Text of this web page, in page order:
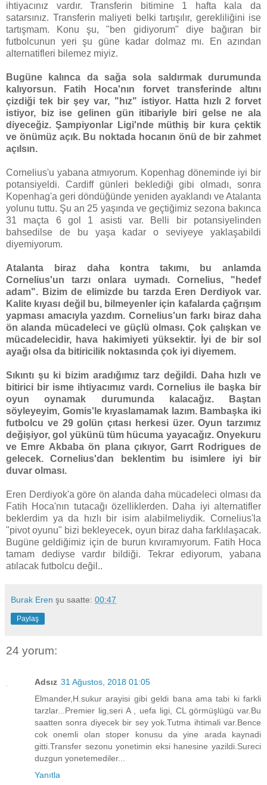
ihtiyacınız vardır. Transferin bitimine 1 hafta kala da
satarsınız. Transferin maliyeti belki tartışılır, gerekliliğini ise
tartışmam. Konu şu, "ben gidiyorum" diye bağıran bir
futbolcunun yeri şu güne kadar dolmaz mı. En azından
alternatifleri bilemez miyiz.
Bugüne kalınca da sağa sola saldırmak durumunda
kalıyorsun. Fatih Hoca'nın forvet transferinde altını
çizdiği tek bir şey var, "hız" istiyor. Hatta hızlı 2 forvet
istiyor, biz ise gelinen gün itibariyle biri gelse ne ala
diyeceğiz. Şampiyonlar Ligi'nde müthiş bir kura çektik
ve önümüz açık. Bu noktada hocanın önü de bir zahmet
açılsın.
Cornelius'u yabana atmıyorum. Kopenhag döneminde iyi bir
potansiyeldi. Cardiff günleri beklediği gibi olmadı, sonra
Kopenhag'a geri döndüğünde yeniden ayaklandı ve Atalanta
yolunu tuttu. Şu an 25 yaşında ve geçtiğimiz sezona bakınca
31 maçta 6 gol 1 asisti var. Belli bir potansiyelinden
bahsedilse de bu yaşa kadar o seviyeye yaklaşabildi
diyemiyorum.
Atalanta biraz daha kontra takımı, bu anlamda
Cornelius'un tarzı onlara uymadı. Cornelius, "hedef
adam". Bizim de elimizde bu tarzda Eren Derdiyok var.
Kalite kıyası değil bu, bilmeyenler için kafalarda çağrışım
yapması amacıyla yazdım. Cornelius'un farkı biraz daha
ön alanda mücadeleci ve güçlü olması. Çok çalışkan ve
mücadelecidir, hava hakimiyeti yüksektir. İyi de bir sol
ayağı olsa da bitiricilik noktasında çok iyi diyemem.
Sıkıntı şu ki bizim aradığımız tarz değildi. Daha hızlı ve
bitirici bir isme ihtiyacımız vardı. Cornelius ile başka bir
oyun oynamak durumunda kalacağız. Baştan
söyleyeyim, Gomis'le kıyaslamamak lazım. Bambaşka iki
futbolcu ve 29 golün çıtası herkesi üzer. Oyun tarzımız
değişiyor, gol yükünü tüm hücuma yayacağız. Onyekuru
ve Emre Akbaba ön plana çıkıyor, Garrt Rodrigues de
gelecek. Cornelius'dan beklentim bu isimlere iyi bir
duvar olması.
Eren Derdiyok'a göre ön alanda daha mücadeleci olması da
Fatih Hoca'nın tutacağı özelliklerden. Daha iyi alternatifler
beklerdim ya da hızlı bir isim alabilmeliydik. Cornelius'la
"pivot oyunu" bizi bekleyecek, oyun biraz daha farklılaşacak.
Bugüne geldiğimiz için de burun kıvıramıyorum. Fatih Hoca
tamam dediyse vardır bildiği. Tekrar ediyorum, yabana
atılacak futbolcu değil..
Burak Eren şu saatte: 00:47
Paylaş
24 yorum:
Adsız 31 Ağustos, 2018 01:05
Elmander,H.sukur arayisi gibi geldi bana ama tabi ki farkli
tarzlar...Premier lig,seri A , uefa ligi, CL görmüşlügü var.Bu
saatten sonra diyecek bir sey yok.Tutma ihtimali var.Bence
cok onemli olan stoper konusu da yine arada kaynadi
gitti.Transfer sezonu yonetimin eksi hanesine yazildi.Sureci
duzgun yonetemediler...
Yanıtla